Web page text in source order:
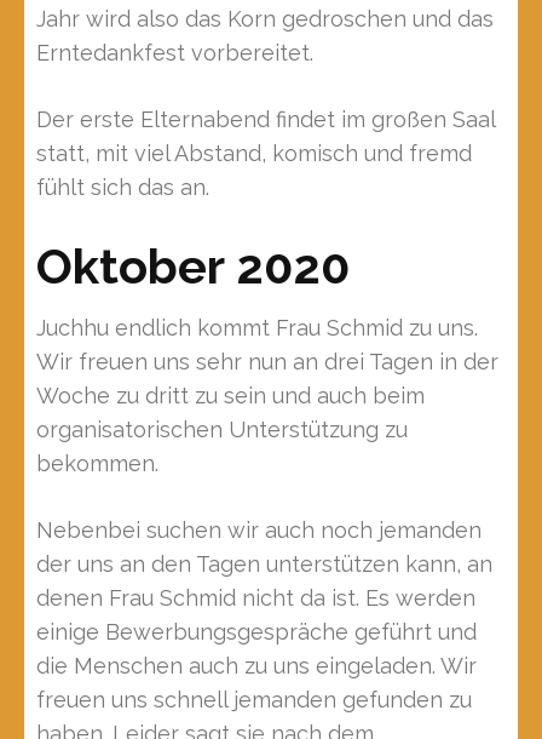
Jahr wird also das Korn gedroschen und das
Erntedankfest vorbereitet.
Der erste Elternabend findet im großen Saal
statt, mit viel Abstand, komisch und fremd
fühlt sich das an.
Oktober 2020
Juchhu endlich kommt Frau Schmid zu uns.
Wir freuen uns sehr nun an drei Tagen in der
Woche zu dritt zu sein und auch beim
organisatorischen Unterstützung zu
bekommen.
Nebenbei suchen wir auch noch jemanden
der uns an den Tagen unterstützen kann, an
denen Frau Schmid nicht da ist. Es werden
einige Bewerbungsgespräche geführt und
die Menschen auch zu uns eingeladen. Wir
freuen uns schnell jemanden gefunden zu
haben. Leider sagt sie nach dem